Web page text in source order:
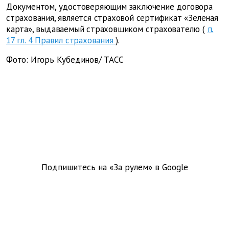
Документом, удостоверяющим заключение договора
страхования, является страховой сертификат «Зеленая
карта», выдаваемый страховщиком страхователю ( п.
17 гл. 4 Правил страхования ).
Фото: Игорь Кубединов/ ТАСС
Подпишитесь на «За рулем» в Google